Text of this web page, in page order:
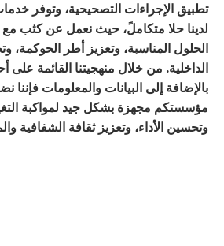
تطبيق الإجراءات التصحيحية، وتوفر
لدينا حلا متكاملً، حيث نعمل عن كثب
الحلول المناسبة، وتعزيز أطر الحوكمة،
الداخلية. من خلال منهجيتنا القائمة
بالإضافة إلى البيانات والمعلومات فإننا
مؤسستكم مجهزة بشكل جيد لمواكبة
وتحسين الأداء، وتعزيز ثقافة الشفافية